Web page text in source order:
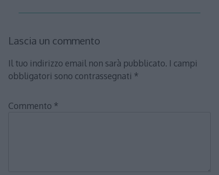
Lascia un commento
Il tuo indirizzo email non sarà pubblicato. I campi
obbligatori sono contrassegnati *
Commento *